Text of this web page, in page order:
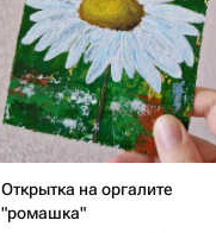
Открытка на оргалите
"ромашка"